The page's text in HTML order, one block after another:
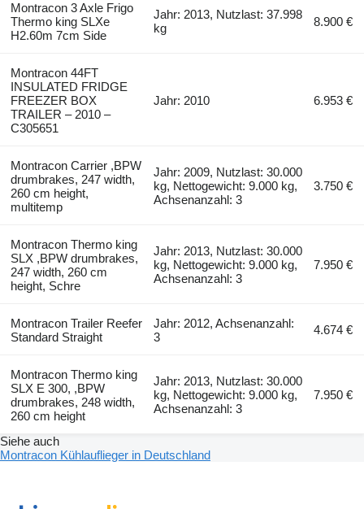
Montracon 3 Axle Frigo
Thermo king SLXe
H2.60m 7cm Side
Jahr: 2013, Nutzlast: 37.998
kg
8.900 €
Montracon 44FT
INSULATED FRIDGE
FREEZER BOX
TRAILER – 2010 –
C305651
Jahr: 2010 6.953 €
Montracon Carrier ,BPW
drumbrakes, 247 width,
260 cm height,
multitemp
Jahr: 2009, Nutzlast: 30.000
kg, Nettogewicht: 9.000 kg,
Achsenanzahl: 3
3.750 €
Montracon Thermo king
SLX ,BPW drumbrakes,
247 width, 260 cm
height, Schre
Jahr: 2013, Nutzlast: 30.000
kg, Nettogewicht: 9.000 kg,
Achsenanzahl: 3
7.950 €
Montracon Trailer Reefer
Standard Straight
Jahr: 2012, Achsenanzahl:
3
4.674 €
Montracon Thermo king
SLX E 300, ,BPW
drumbrakes, 248 width,
260 cm height
Jahr: 2013, Nutzlast: 30.000
kg, Nettogewicht: 9.000 kg,
Achsenanzahl: 3
7.950 €
Siehe auch
Montracon Kühlauflieger in Deutschland